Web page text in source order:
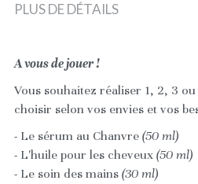
PLUS DE DÉTAILS
A vous de jouer !
Vous souhaitez réaliser 1, 2, 3
choisir selon vos envies et vos
- Le sérum au Chanvre (50 ml)
- L'huile pour les cheveux (50 ml)
- Le soin des mains (30 ml)